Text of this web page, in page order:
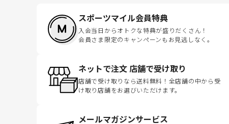
スポーツマイル会員特典
入会当日からオトクな特典が盛りだくさん！
会員さま限定のキャンペーンもお見逃しなく。
ネットで注文 店舗で受け取り
店舗で受け取りなら送料無料！全店舗の中から受
け取り店舗をお選びいただけます。
メールマガジンサービス